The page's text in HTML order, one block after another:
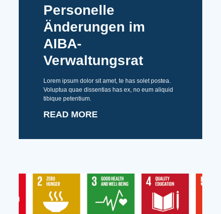
Personelle
Änderungen im
AIBA-
Verwaltungsrat
Lorem ipsum dolor sit amet, te has solet postea.
Voluptua quae dissentias has ex, no eum aliquid
tibique petentium.
READ MORE